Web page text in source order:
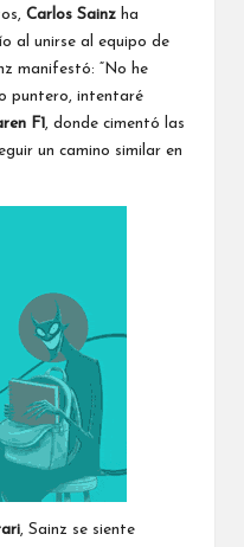
Carlos Sainz ha
al unirse al equipo de
manifestó: “No he
puntero, intentaré
F1
, donde cimentó las
un camino similar en
, Sainz se siente